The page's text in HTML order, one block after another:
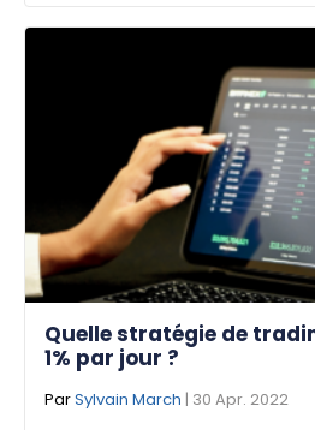
Quelle stratégie de
1% par jour ?
ParSylvain March | 30 Apr. 2022